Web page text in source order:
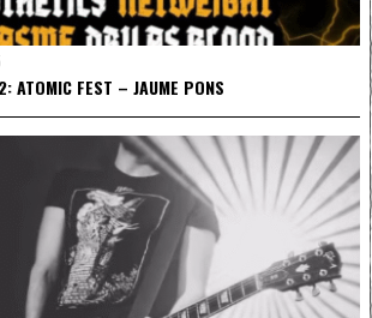
ATOMIC FEST – JAUME PONS